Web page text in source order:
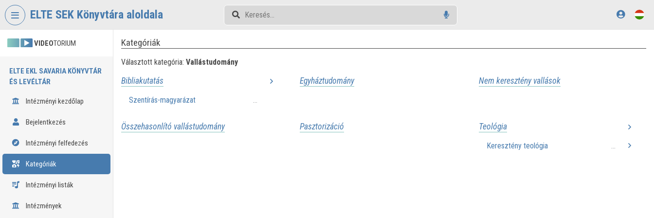
Fejléc kihagyása
ELTE SEK Könyvtára aloldala
VIDEOTORIUM
ELTE EKL SAVARIA KÖNYVTÁR
ÉS LEVÉLTÁR
Intézményi kezdőlap
Bejelentkezés
Intézményi felfedezés
Kategóriák
Intézményi listák
Intézmények
Kategóriák
Választott kategória: Vallástudomány
Bibliakutatás
Szentírás-magyarázat
Egyháztudomány Nem keresztény vallások
Összehasonlító vallástudomány Pasztorizáció Teológia
Keresztény teológia